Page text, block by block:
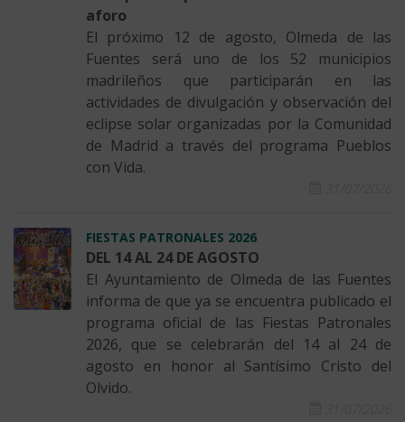
aforo
El próximo 12 de agosto, Olmeda de las
Fuentes será uno de los 52 municipios
madrileños que participarán en las
actividades de divulgación y observación del
eclipse solar organizadas por la Comunidad
de Madrid a través del programa Pueblos
con Vida.
FIESTAS PATRONALES 2026
DEL 14 AL 24 DE AGOSTO
El Ayuntamiento de Olmeda de las Fuentes
informa de que ya se encuentra publicado el
programa oficial de las Fiestas Patronales
2026, que se celebrarán del 14 al 24 de
agosto en honor al Santísimo Cristo del
Olvido.